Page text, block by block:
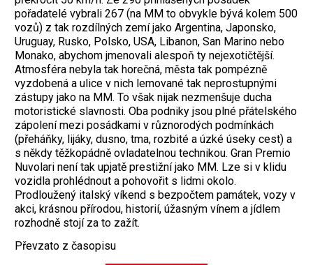
pořadatelé vybrali 267 (na MM to obvykle bývá kolem 500
vozů) z tak rozdílných zemí jako Argentina, Japonsko,
Uruguay, Rusko, Polsko, USA, Libanon, San Marino nebo
Monako, abychom jmenovali alespoň ty nejexotičtější.
Atmosféra nebyla tak horečná, města tak pompézně
vyzdobená a ulice v nich lemované tak neprostupnými
zástupy jako na MM. To však nijak nezmenšuje ducha
motoristické slavnosti. Oba podniky jsou plné přátelského
zápolení mezi posádkami v různorodých podmínkách
(přeháňky, lijáky, dusno, tma, rozbité a úzké úseky cest) a
s někdy těžkopádně ovladatelnou technikou. Gran Premio
Nuvolari není tak upjatě prestižní jako MM. Lze si v klidu
vozidla prohlédnout a pohovořit s lidmi okolo.
Prodloužený italský víkend s bezpočtem památek, vozy v
akci, krásnou přírodou, historií, úžasným vínem a jídlem
rozhodně stojí za to zažít.
Převzato z časopisu